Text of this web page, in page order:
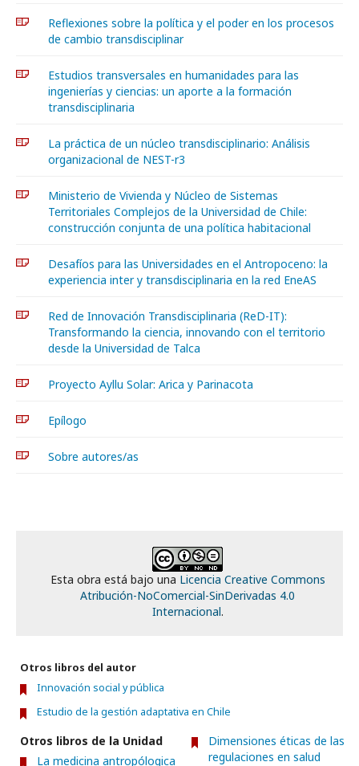
Reflexiones sobre la política y el poder en los procesos
de cambio transdisciplinar
Estudios transversales en humanidades para las
ingenierías y ciencias: un aporte a la formación
transdisciplinaria
La práctica de un núcleo transdisciplinario: Análisis
organizacional de NEST-r3
Ministerio de Vivienda y Núcleo de Sistemas
Territoriales Complejos de la Universidad de Chile:
construcción conjunta de una política habitacional
Desafíos para las Universidades en el Antropoceno: la
experiencia inter y transdisciplinaria en la red EneAS
Red de Innovación Transdisciplinaria (ReD-IT):
Transformando la ciencia, innovando con el territorio
desde la Universidad de Talca
Proyecto Ayllu Solar: Arica y Parinacota
Epílogo
Sobre autores/as
Esta obra está bajo una Licencia Creative Commons
Atribución-NoComercial-SinDerivadas 4.0
Internacional.
Otros libros del autor
Innovación social y pública
Estudio de la gestión adaptativa en Chile
Otros libros de la Unidad
La medicina antropólogica
Dimensiones éticas de las
regulaciones en salud